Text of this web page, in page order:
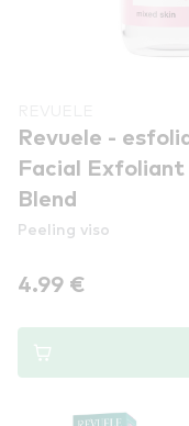
Revuele -
Facial
Blend
Peeling viso
4.99 €